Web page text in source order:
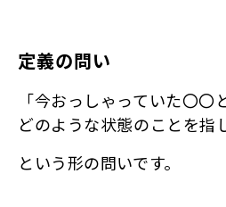
定義の問い
「今おっしゃっていた〇
どのような状態のことを指
という形の問いです。